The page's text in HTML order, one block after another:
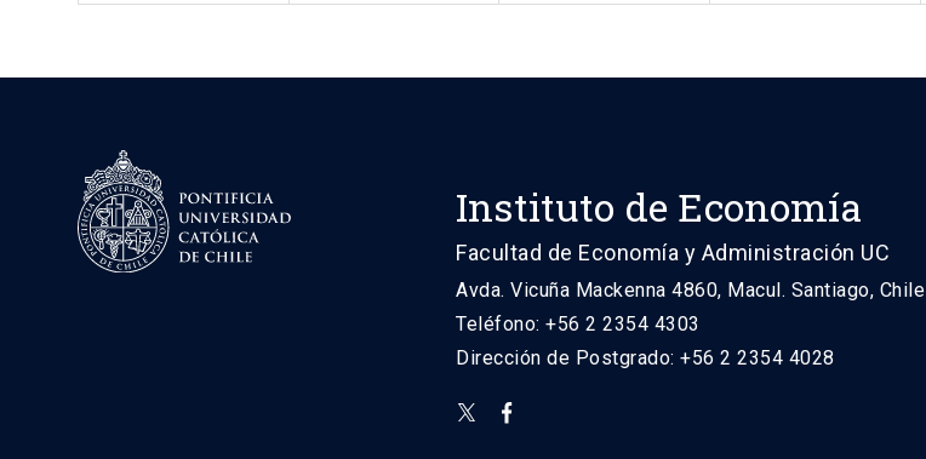
Instituto de Economía
Facultad de Economía y Administración UC
Avda. Vicuña Mackenna 4860, Macul. Santiago, Chile
Teléfono: +56 2 2354 4303
Dirección de Postgrado: +56 2 2354 4028